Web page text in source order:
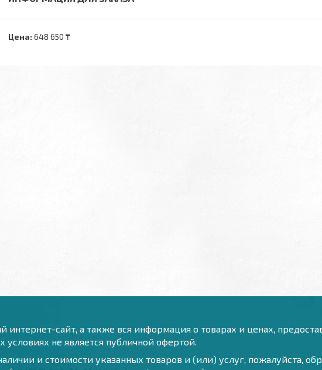
Цена: 648 650 ₸
сайт, а также вся информация о товарах и ценах,
не является публичной офертой.
и стоимости указанных товаров и (или) услуг, пожалуйста,